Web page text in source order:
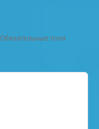
Обязательные поля